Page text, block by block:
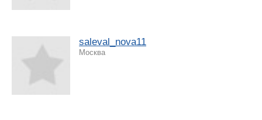
saleval_nova11
Москва